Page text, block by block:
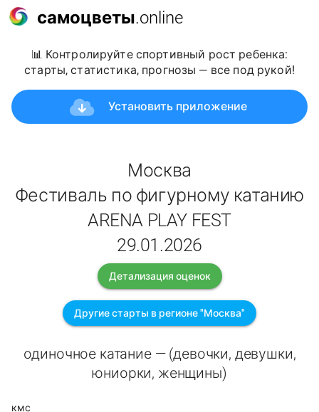
самоцветы.online
📊 Контролируйте спортивный рост ребенка:
старты, статистика, прогнозы — все под рукой!
Установить приложение
Москва
Фестиваль по фигурному катанию
ARENA PLAY FEST
29.01.2026
Детализация оценок
Другие старты в регионе "Москва"
одиночное катание — (девочки, девушки,
юниорки, женщины)
кмс